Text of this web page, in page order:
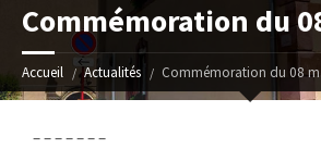
Commémoration du
Accueil Actualités Commémoration du 08
– – – – – – –